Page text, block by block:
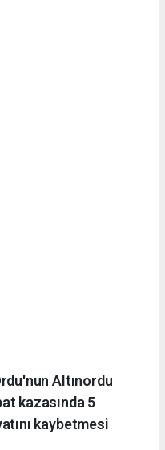
Altınordu
kazasında 5
kaybetmesi